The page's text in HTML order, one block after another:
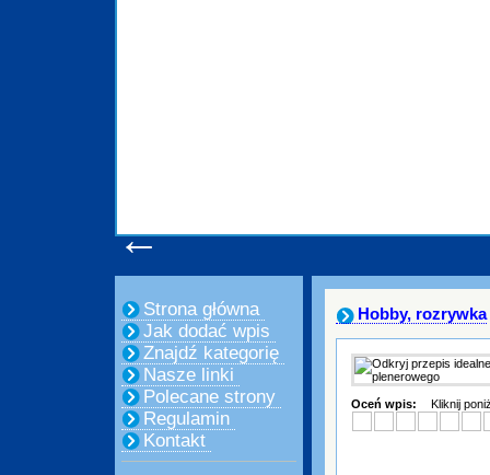
←
Strona główna
Jak dodać wpis
Znajdź kategorię
Nasze linki
Polecane strony
Regulamin
Kontakt
Hobby, rozrywka
Oceń wpis: Kliknij